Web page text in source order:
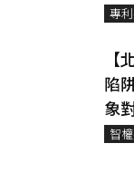
專
陷
象
智